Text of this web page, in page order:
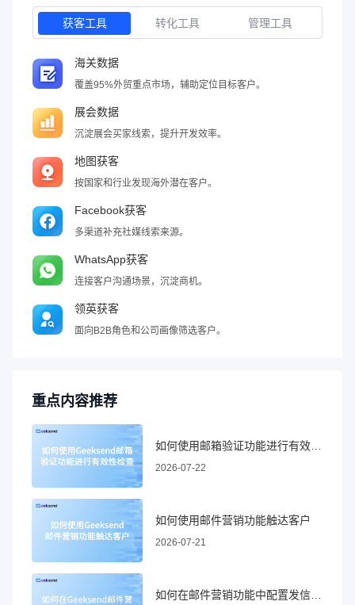
获客工具 转化工具 管理工具
海关数据
覆盖95%外贸重点市场，辅助定位目标客户。
展会数据
沉淀展会买家线索，提升开发效率。
地图获客
按国家和行业发现海外潜在客户。
Facebook获客
多渠道补充社媒线索来源。
WhatsApp获客
连接客户沟通场景，沉淀商机。
领英获客
面向B2B角色和公司画像筛选客户。
重点内容推荐
2026-07-22
如何使用邮件营销功能触达客户
2026-07-21